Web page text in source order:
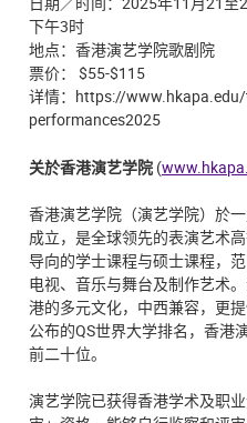
下午3时
地点：香港演艺学院歌剧院
票价： $55-$115
详情：https://
performances2025
关於香港演艺学院 (
香港演艺学院（演艺学院）於
成立，是全球领先的表演艺术
导向的学士课程与硕士课程，
电视、音乐与舞台及制作艺术
港的多元文化，中西兼容，更
公布的QS世界大学排名，香港
前二十位。
演艺学院已获得香港学术及职